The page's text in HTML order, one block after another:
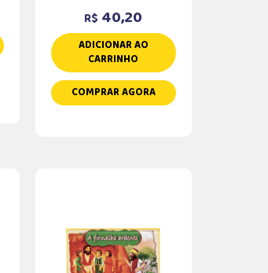
R$ 40,20
ADICIONAR AO
CARRINHO
COMPRAR AGORA